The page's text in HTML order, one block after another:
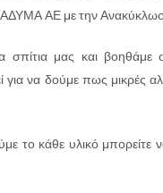
ΑΕ με την
σπίτια μας και
για να δούμε πως μικρές
το κάθε υλικό μπορείτε